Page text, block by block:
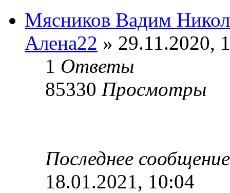
Мясников Вадим
Алена22 » 29.11.2020,
1 Ответы
85330 Просмотры
Последнее
18.01.2021, 10:04